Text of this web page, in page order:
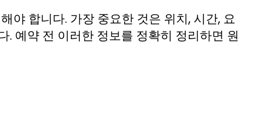
야 합니다. 가장 중요한 것은 위치, 시간, 요
예약 전 이러한 정보를 정확히 정리하면 원